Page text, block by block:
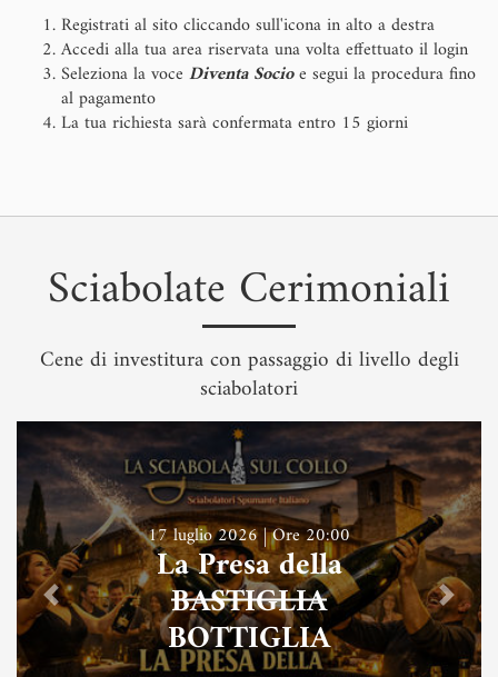
Registrati al sito cliccando sull'icona in alto a destra
Accedi alla tua area riservata una volta effettuato il login
Seleziona la voce Diventa Socioe segui la procedura fino
al pagamento
La tua richiesta sarà confermata entro 15 giorni
Sciabolate Cerimoniali
Cene di investitura con passaggio di livello degli
sciabolatori
17 luglio 2026 | Ore 20:00
La Presa della
BASTIGLIA
BOTTIGLIA
Previous Next